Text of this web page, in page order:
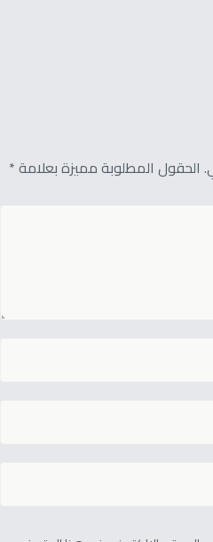
الحقول المطلوبة مميزة بعلامة *